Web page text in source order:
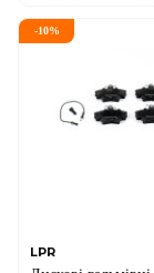
-10%
LPR